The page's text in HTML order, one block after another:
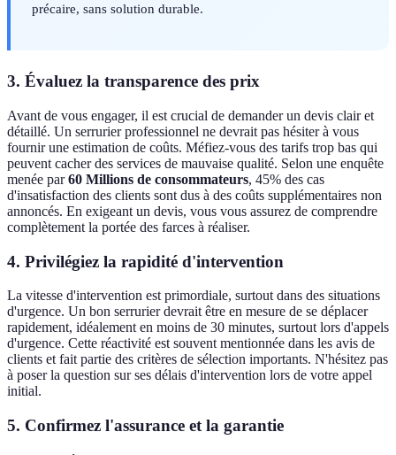
précaire, sans solution durable.
3. Évaluez la transparence des prix
Avant de vous engager, il est crucial de demander un devis clair et
détaillé. Un serrurier professionnel ne devrait pas hésiter à vous
fournir une estimation de coûts. Méfiez-vous des tarifs trop bas qui
peuvent cacher des services de mauvaise qualité. Selon une enquête
menée par60 Millions de consommateurs, 45% des cas
d'insatisfaction des clients sont dus à des coûts supplémentaires non
annoncés. En exigeant un devis, vous vous assurez de comprendre
complètement la portée des farces à réaliser.
4. Privilégiez la rapidité d'intervention
La vitesse d'intervention est primordiale, surtout dans des situations
d'urgence. Un bon serrurier devrait être en mesure de se déplacer
rapidement, idéalement en moins de 30 minutes, surtout lors d'appels
d'urgence. Cette réactivité est souvent mentionnée dans les avis de
clients et fait partie des critères de sélection importants. N'hésitez pas
à poser la question sur ses délais d'intervention lors de votre appel
initial.
5. Confirmez l'assurance et la garantie